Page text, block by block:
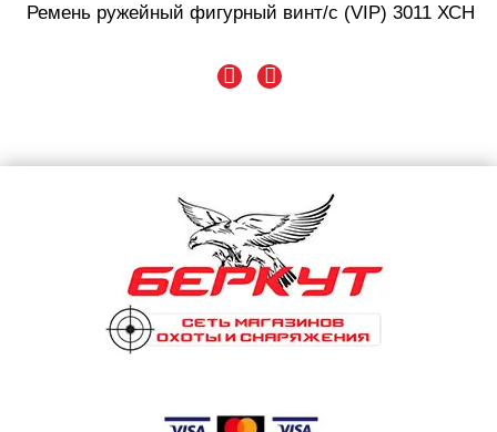
Ремень ружейный фигурный винт/с (VIP) 3011 ХСН